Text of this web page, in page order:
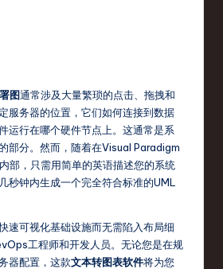
图通常涉及大量繁琐的点击、拖拽和
服务器的位置，它们如何连接到数据
运行在哪个硬件节点上。这通常是系
部分。然而，随着在Visual Paradigm
内部，只需用简单的英语描述您的系统
秒钟内生成一个完全符合标准的UML
速可视化基础设施而无需陷入布局细
工程师和开发人员。无论您是在规
器配置，这款文本转图表软件将为您